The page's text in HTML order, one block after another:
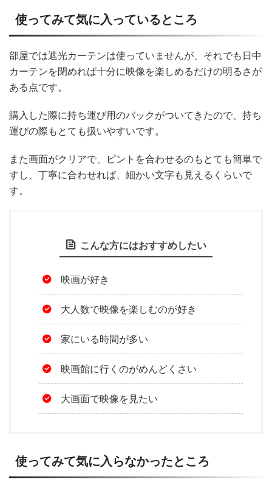
使ってみて気に入っているところ
部屋では遮光カーテンは使っていませんが、それでも日中
カーテンを閉めれば十分に映像を楽しめるだけの明るさが
ある点です。
購入した際に持ち運び用のバックがついてきたので、持ち
運びの際もとても扱いやすいです。
また画面がクリアで、ピントを合わせるのもとても簡単で
すし、丁寧に合わせれば、細かい文字も見えるくらいで
す。
こんな方にはおすすめしたい
映画が好き
大人数で映像を楽しむのが好き
家にいる時間が多い
映画館に行くのがめんどくさい
大画面で映像を見たい
使ってみて気に入らなかったところ